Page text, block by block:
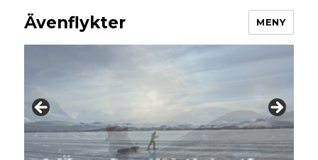
Ävenflykter MENY